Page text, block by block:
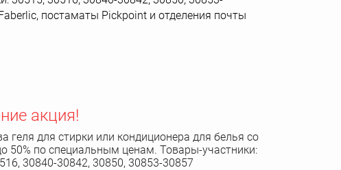
постаматы Рickpoint и отделения почты
акция!
геля для стирки или кондиционера для белья со
50% по специальным ценам. Товары-участники:
30840-30842, 30850, 30853-30857